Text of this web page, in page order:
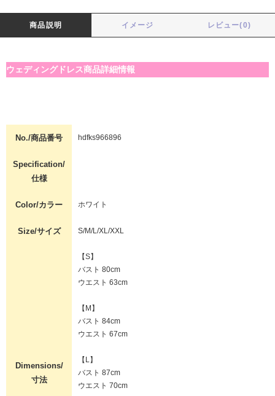
商品説明 イメージ レビュー(0)
ウェディングドレス商品詳細情報
No./商品番号 hdfks966896
Specification/
仕様
Color/カラー ホワイト
Size/サイズ S/M/L/XL/XXL
Dimensions/
寸法
【S】
バスト 80cm
ウエスト 63cm
【M】
バスト 84cm
ウエスト 67cm
【L】
バスト 87cm
ウエスト 70cm